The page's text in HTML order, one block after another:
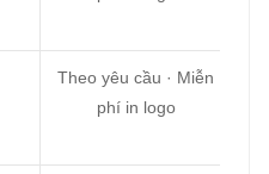
Theo yêu cầu · Miễn
phí in logo